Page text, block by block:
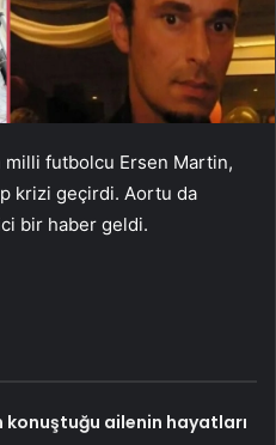
milli futbolcu Ersen Martin,
krizi geçirdi. Aortu da
bir haber geldi.
konuştuğu ailenin hayatları